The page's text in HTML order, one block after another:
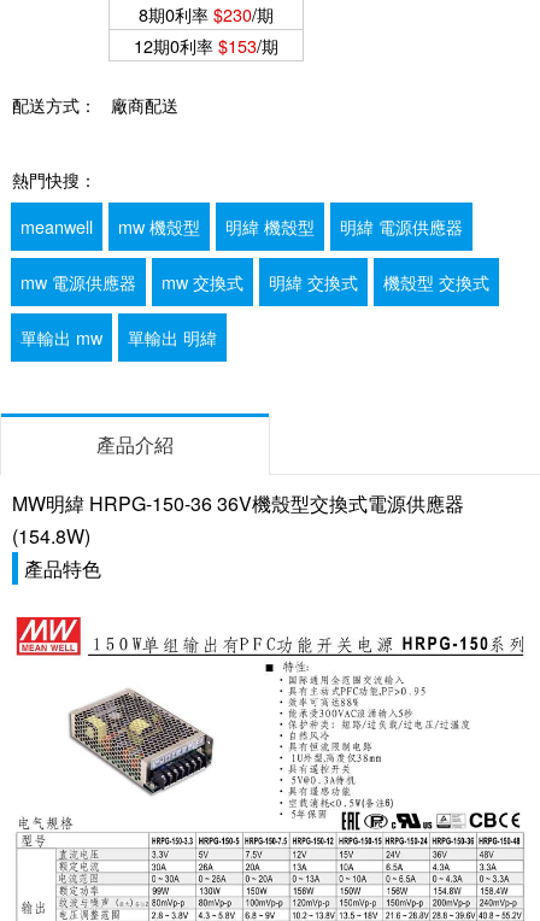
8期0利率$230/期
12期0利率$153/期
配送方式： 廠商配送
熱門快搜：
meanwell
mw 機殼型 明緯 機殼型 明緯 電源供應器
mw 電源供應器 mw 交換式 明緯 交換式 機殼型 交換式
單輸出 mw 單輸出 明緯
產品介紹
MW明緯 HRPG-150-36 36V機殼型交換式電源供應器
(154.8W)
產品特色